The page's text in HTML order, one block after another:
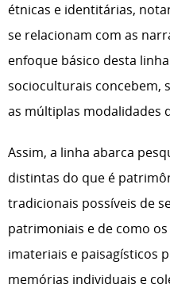
étnicas e identitárias,
se relacionam com as
enfoque básico desta
socioculturais concebem,
as múltiplas modalidades
Assim, a linha abarca
distintas do que é
tradicionais possíveis de
patrimoniais e de como
imateriais e paisagísticos
memórias individuais e